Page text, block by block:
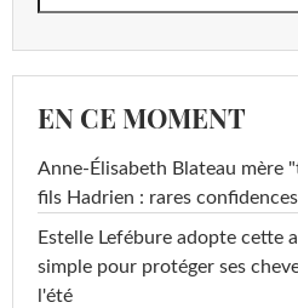
EN CE MOMENT
Anne-Élisabeth Blateau mère
fils Hadrien : rares
Estelle Lefébure adopte cette
simple pour protéger ses
l'été